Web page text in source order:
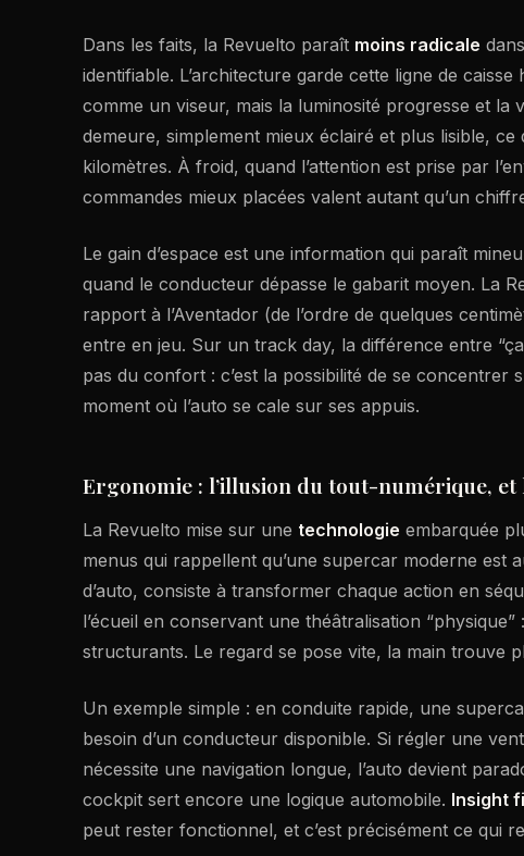
Dans les faits, la Revuelto paraît moins radicale
identifiable. L’architecture garde cette ligne de
comme un viseur, mais la luminosité progresse et la
demeure, simplement mieux éclairé et plus lisible,
kilomètres. À froid, quand l’attention est prise par
commandes mieux placées valent autant qu’un
Le gain d’espace est une information qui paraît
quand le conducteur dépasse le gabarit moyen. La
rapport à l’Aventador (de l’ordre de quelques
entre en jeu. Sur un track day, la différence entre
pas du confort : c’est la possibilité de se
moment où l’auto se cale sur ses appuis.
Ergonomie : l’illusion du tout-numérique, et
La Revuelto mise sur une technologie embarquée
menus qui rappellent qu’une supercar moderne est
d’auto, consiste à transformer chaque action en
l’écueil en conservant une théâtralisation
structurants. Le regard se pose vite, la main trouve
Un exemple simple : en conduite rapide, une
besoin d’un conducteur disponible. Si régler une
nécessite une navigation longue, l’auto devient
cockpit sert encore une logique automobile. Insight
peut rester fonctionnel, et c’est précisément ce qui